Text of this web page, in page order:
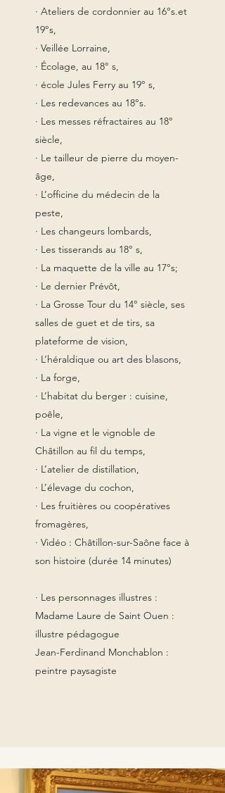
· Ateliers de cordonnier au 16°s.et
19°s,
· Veillée Lorraine,
· Écolage, au 18° s,
· école Jules Ferry au 19° s,
· Les redevances au 18°s.
· Les messes réfractaires au 18°
siècle,
· Le tailleur de pierre du moyen-
âge,
· L’officine du médecin de la
peste,
· Les changeurs lombards,
· Les tisserands au 18° s,
· La maquette de la ville au 17°s;
· Le dernier Prévôt,
· La Grosse Tour du 14° siècle, ses
salles de guet et de tirs, sa
plateforme de vision,
· L’héraldique ou art des blasons,
· La forge,
· L’habitat du berger : cuisine,
poêle,
· La vigne et le vignoble de
Châtillon au fil du temps,
· L’atelier de distillation,
· L’élevage du cochon,
· Les fruitières ou coopératives
fromagères,
· Vidéo : Châtillon-sur-Saône face à
son histoire (durée 14 minutes)
· Les personnages illustres :
Madame Laure de Saint Ouen :
illustre pédagogue
Jean-Ferdinand Monchablon :
peintre paysagiste